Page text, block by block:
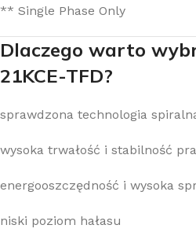
** Single Phase Only
Dlaczego warto
21KCE-TFD?
sprawdzona technologia
wysoka trwałość i stabilność
energooszczędność i wysoka
niski poziom hałasu